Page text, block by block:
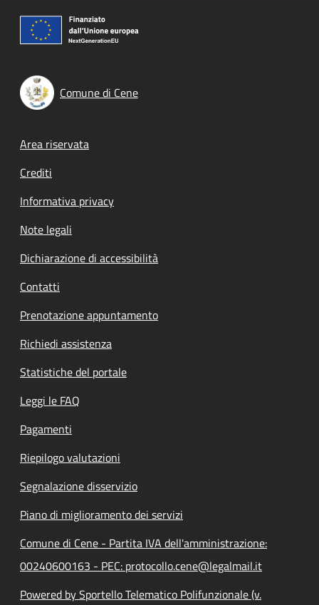
Comune di Cene
Footer menu
Area riservata
Crediti
Informativa privacy
Note legali
Dichiarazione di accessibilità
Contatti
Prenotazione appuntamento
Richiedi assistenza
Statistiche del portale
Leggi le FAQ
Pagamenti
Riepilogo valutazioni
Segnalazione disservizio
Piano di miglioramento dei servizi
Comune di Cene - Partita IVA dell'amministrazione:
00240600163 - PEC: protocollo.cene@legalmail.it
Powered by Sportello Telematico Polifunzionale (v.